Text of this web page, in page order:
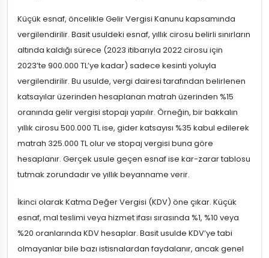
Küçük esnaf, öncelikle Gelir Vergisi Kanunu kapsamında
vergilendirilir. Basit usuldeki esnaf, yıllık cirosu belirli sınırların
altında kaldığı sürece (2023 itibarıyla 2022 cirosu için
2023’te 900.000 TL’ye kadar) sadece kesinti yoluyla
vergilendirilir. Bu usulde, vergi dairesi tarafından belirlenen
katsayılar üzerinden hesaplanan matrah üzerinden %15
oranında gelir vergisi stopajı yapılır. Örneğin, bir bakkalın
yıllık cirosu 500.000 TL ise, gider katsayısı %35 kabul edilerek
matrah 325.000 TL olur ve stopaj vergisi buna göre
hesaplanır. Gerçek usule geçen esnaf ise kar-zarar tablosu
tutmak zorundadır ve yıllık beyanname verir.
İkinci olarak Katma Değer Vergisi (KDV) öne çıkar. Küçük
esnaf, mal teslimi veya hizmet ifası sırasında %1, %10 veya
%20 oranlarında KDV hesaplar. Basit usulde KDV’ye tabi
olmayanlar bile bazı istisnalardan faydalanır, ancak genel